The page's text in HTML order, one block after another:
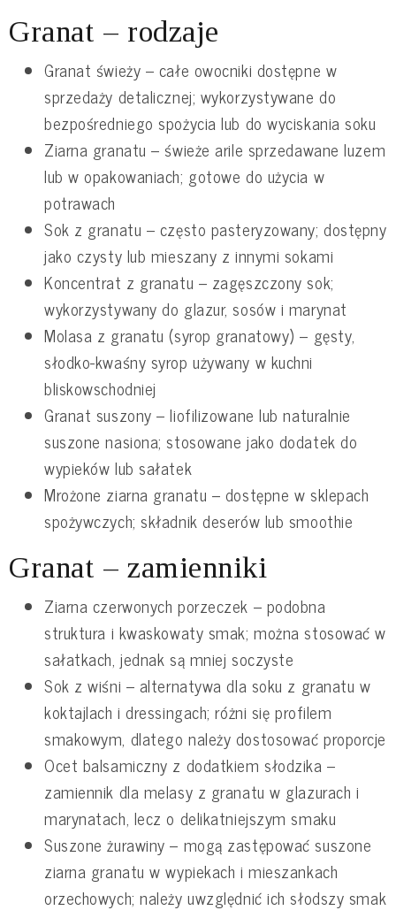
Granat – rodzaje
Granat świeży – całe owocniki dostępne w
sprzedaży detalicznej; wykorzystywane do
bezpośredniego spożycia lub do wyciskania soku
Ziarna granatu – świeże arile sprzedawane luzem
lub w opakowaniach; gotowe do użycia w
potrawach
Sok z granatu – często pasteryzowany; dostępny
jako czysty lub mieszany z innymi sokami
Koncentrat z granatu – zagęszczony sok;
wykorzystywany do glazur, sosów i marynat
Molasa z granatu (syrop granatowy) – gęsty,
słodko-kwaśny syrop używany w kuchni
bliskowschodniej
Granat suszony – liofilizowane lub naturalnie
suszone nasiona; stosowane jako dodatek do
wypieków lub sałatek
Mrożone ziarna granatu – dostępne w sklepach
spożywczych; składnik deserów lub smoothie
Granat – zamienniki
Ziarna czerwonych porzeczek – podobna
struktura i kwaskowaty smak; można stosować w
sałatkach, jednak są mniej soczyste
Sok z wiśni – alternatywa dla soku z granatu w
koktajlach i dressingach; różni się profilem
smakowym, dlatego należy dostosować proporcje
Ocet balsamiczny z dodatkiem słodzika –
zamiennik dla melasy z granatu w glazurach i
marynatach, lecz o delikatniejszym smaku
Suszone żurawiny – mogą zastępować suszone
ziarna granatu w wypiekach i mieszankach
orzechowych; należy uwzględnić ich słodszy smak